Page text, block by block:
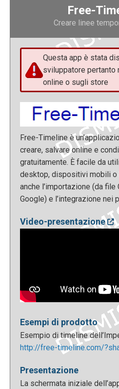
Free-
Creare linee
Questa app è stata
sviluppatore pertanto
online o sugli store
Free-Timeline è
creare, salvare online e
gratuitamente. È facile da
desktop, dispositivi mobili o
anche l’importazione (da file
Google) e l’integrazione nei
Video-presentazione
Esempi di prodotto
Esempio di timeline
http://free-timeline.com/
Presentazione
La schermata iniziale